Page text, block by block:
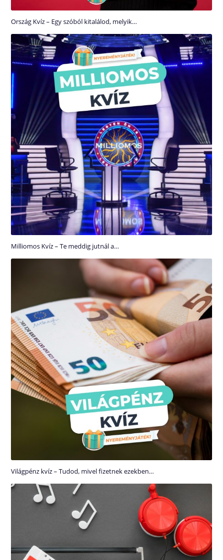
Ország Kvíz – Egy szóból kitalálod, melyik…
Milliomos Kvíz – Te meddig jutnál a…
Világpénz kvíz – Tudod, mivel fizetnek ezekben…